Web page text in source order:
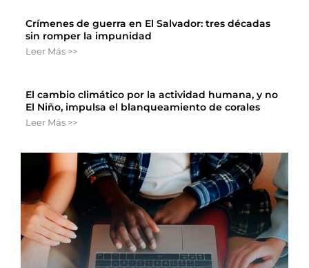
Crímenes de guerra en El Salvador: tres décadas
sin romper la impunidad
Leer Más >>
El cambio climático por la actividad humana, y no
El Niño, impulsa el blanqueamiento de corales
Leer Más >>